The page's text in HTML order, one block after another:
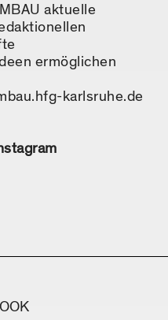
aktuelle
ermöglichen
karlsruhe.de